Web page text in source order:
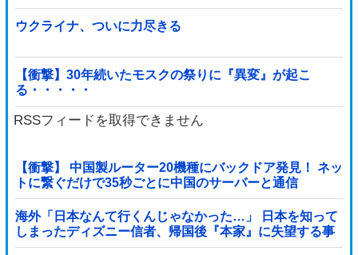
ウクライナ、ついに力尽きる
【衝撃】30年続いたモスクの祭りに『異変』が起こ
る・・・・・
RSSフィードを取得できません
【衝撃】 中国製ルーター20機種にバックドア発見！ ネッ
トに繋ぐだけで35秒ごとに中国のサーバーと通信
海外「日本なんて行くんじゃなかった…」 日本を知って
しまったディズニー信者、帰国後『本家』に失望する事
態に